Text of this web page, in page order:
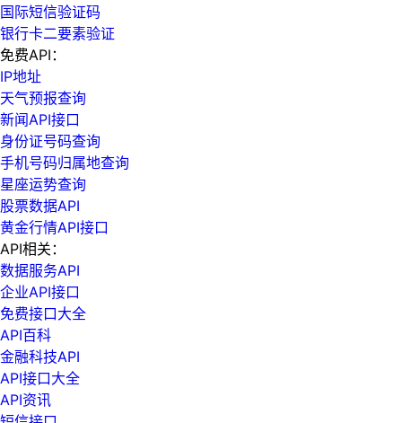
国际短信验证码
银行卡二要素验证
免费API：
IP地址
天气预报查询
新闻API接口
身份证号码查询
手机号码归属地查询
星座运势查询
股票数据API
黄金行情API接口
API相关：
数据服务API
企业API接口
免费接口大全
API百科
金融科技API
API接口大全
API资讯